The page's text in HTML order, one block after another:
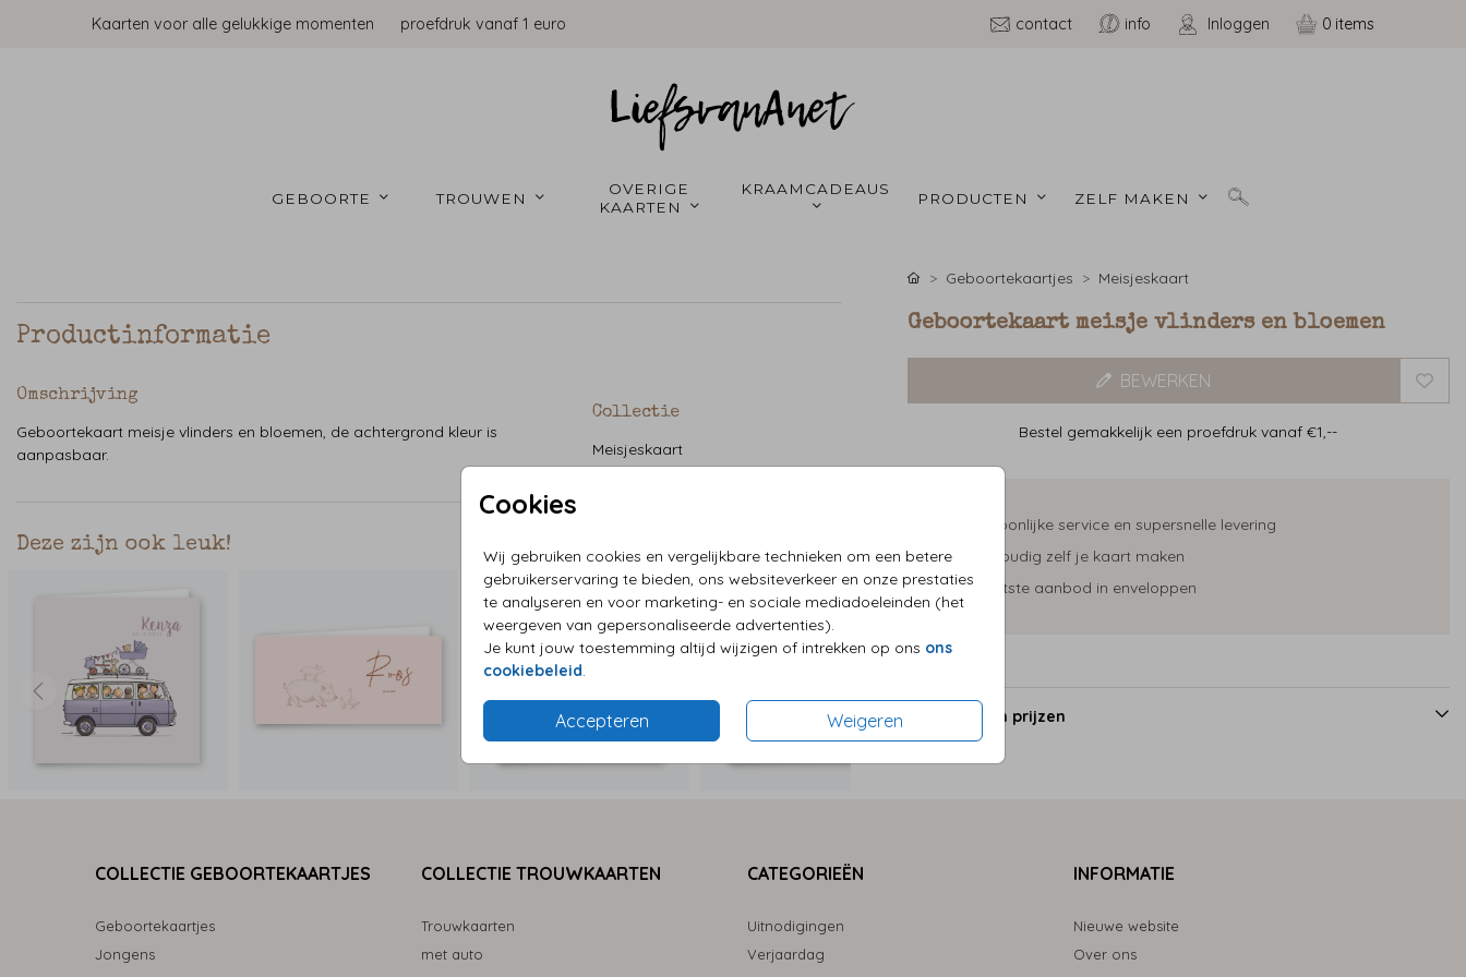
Kaarten voor alle gelukkige momenten proefdruk vanaf 1 euro contact info Inloggen 0
GEBOORTE TROUWEN
OVERIGE
KAARTEN
PRODUCTEN ZELF MAKEN
Cookies
Wij gebruiken cookies en vergelijkbare technieken om een betere
gebruikerservaring te bieden, ons websiteverkeer en onze prestaties
te analyseren en voor marketing- en sociale mediadoeleinden (het
weergeven van gepersonaliseerde advertenties).
Je kunt jouw toestemming altijd wijzigen of intrekken op ons ons
cookiebeleid
Accepteren Weigeren
Productinformatie
Omschrijving
Geboortekaart meisje vlinders en bloemen, de achtergrond kleur is
aanpasbaar.
Collectie
Meisjeskaart
Deze zijn ook leuk!
Geboortekaartjes Meisjeskaart
Geboortekaart meisje vlinders en bloemen
BEWERKEN
Bestel gemakkelijk een proefdruk vanaf €1,--
Persoonlijke service en supersnelle levering
Eenvoudig zelf je kaart maken
Grootste aanbod in enveloppen
Formaten en prijzen
COLLECTIE GEBOORTEKAARTJES
Geboortekaartjes
Jongens
COLLECTIE TROUWKAARTEN
Trouwkaarten
met auto
CATEGORIEËN
Uitnodigingen
Verjaardag
INFORMATIE
Nieuwe website
Over ons